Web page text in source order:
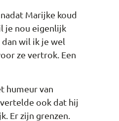
Marijke koud
je nou eigenlijk
dan wil ik je wel
ze vertrok. Een
humeur van
ook dat hij
Er zijn grenzen.